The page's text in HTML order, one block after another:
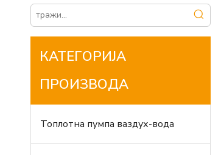
КАТЕГОРИЈА
ПРОИЗВОДА
Топлотна пумпа ваздух-вода